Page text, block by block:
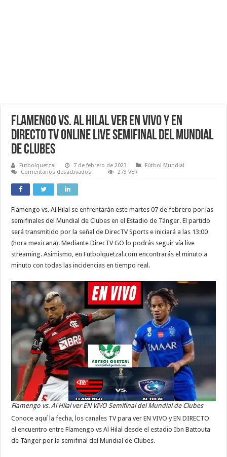
Flamengo vs. Al Hilal ver EN VIVO y EN
DIRECTO TV ONLINE LIVE Semifinal del Mundial
de Clubes
Futbolquetzal 7 de febrero de 2023
Fútbol Mundial
Comentarios desactivados
EN
VIVO
y
EN
TV
ONLINE
LIVE
Semifinal
de
Clubes
273 VER
Flamengo vs. Al Hilal se enfrentarán este martes 07 de febrero por las
semifinales del Mundial de Clubes en el Estadio de Tánger. El partido
será transmitido por la señal de DirecTV Sports e iniciará a las 13:00
(hora mexicana). Mediante DirecTV GO lo podrás seguir vía live
streaming. Asimismo, en Futbolquetzal.com encontrarás el minuto a
minuto con todas las incidencias en tiempo real.
Flamengo vs. Al Hilal ver EN VIVO Semifinal del Mundial de Clubes
Conoce aquí la fecha, los canales TV para ver EN VIVO y EN DIRECTO
el encuentro entre Flamengo vs Al Hilal desde el estadio Ibn Battouta
de Tánger por la semifinal del Mundial de Clubes.